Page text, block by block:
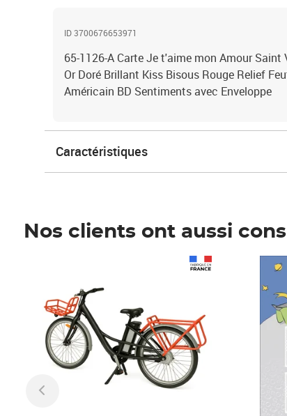
ID 3700676653971
65-1126-A Carte Je t'aime mon Amour
Or Doré Brillant Kiss Bisous Rouge Relief
Américain BD Sentiments avec Enveloppe
Caractéristiques
Nos clients ont aussi
Prix 6,25€